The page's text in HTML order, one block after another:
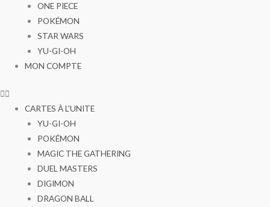
ONE PIECE
POKÉMON
STAR WARS
YU-GI-OH
MON COMPTE
CARTES À L’UNITE
YU-GI-OH
POKÉMON
MAGIC THE GATHERING
DUEL MASTERS
DIGIMON
DRAGON BALL